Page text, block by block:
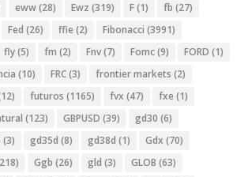
eww(28) Ewz (319) F(1) fb (27)
Fed (26) ffie (2) Fibonacci (3991)
fly(5) fm (2) Fnv(7) Fomc(9) FORD (1)
(10) FRC(3) frontier markets (2)
futuros (1165) fvx (47) fxe (1)
(123) GBPUSD (39) gd30 (6)
(3) gd35d (8) gd38d (1) Gdx (70)
Ggb (26) gld (3) GLOB (63)